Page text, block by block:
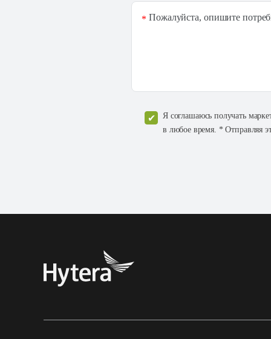
Пожалуйста, опишите
*
Я соглашаюсь получать
в любое время. * Отправляя